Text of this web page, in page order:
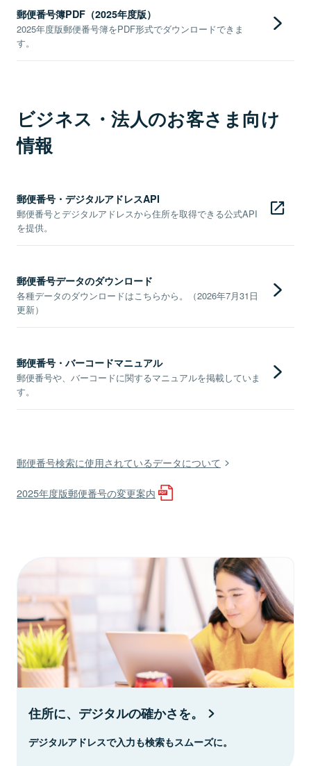
郵便番号簿PDF（2025年度版）
2025年度版郵便番号簿をPDF形式でダウンロードできま
す。
ビジネス・法人のお客さま向け
情報
郵便番号・デジタルアドレスAPI
郵便番号とデジタルアドレスから住所を取得できる公式API
を提供。
郵便番号データのダウンロード
各種データのダウンロードはこちらから。（2026年7月31日
更新）
郵便番号・バーコードマニュアル
郵便番号や、バーコードに関するマニュアルを掲載していま
す。
郵便番号検索に使用されているデータについて
2025年度版郵便番号の変更案内
住所に、デジタルの確かさを。
デジタルアドレスで入力も検索もスムーズに。